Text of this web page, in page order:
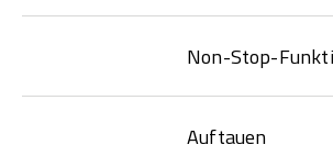
Non-Stop-
Auftauen